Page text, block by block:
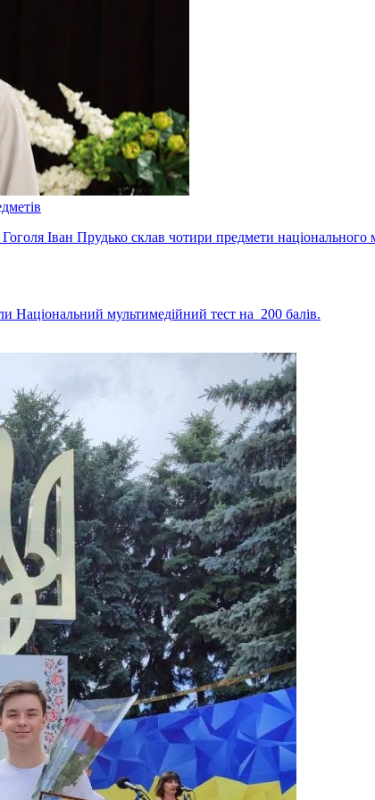
Іван Прудько склав чотири предмети національного
Національний мультимедійний тест на 200 балів.